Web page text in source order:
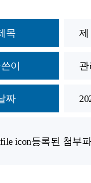
목 제
이
짜
등록된 첨부